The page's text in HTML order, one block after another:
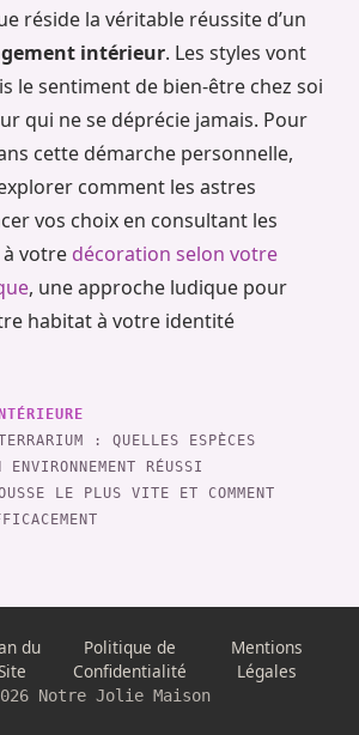
réside la véritable réussite d’un
intérieur. Les styles vont
le sentiment de bien-être chez soi
qui ne se déprécie jamais. Pour
cette démarche personnelle,
comment les astres
vos choix en consultant les
votre décoration selon votre
, une approche ludique pour
habitat à votre identité
: QUELLES ESPÈCES
RÉUSSI
LE PLUS VITE ET COMMENT
du
Politique de
Confidentialité
Mentions
Légales
Notre Jolie Maison